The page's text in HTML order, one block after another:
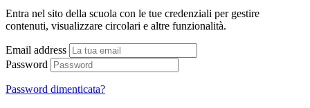
Entra nel sito della scuola con le tue credenziali per gestire
contenuti, visualizzare circolari e altre funzionalità.
Email address
Password
Password dimenticata?